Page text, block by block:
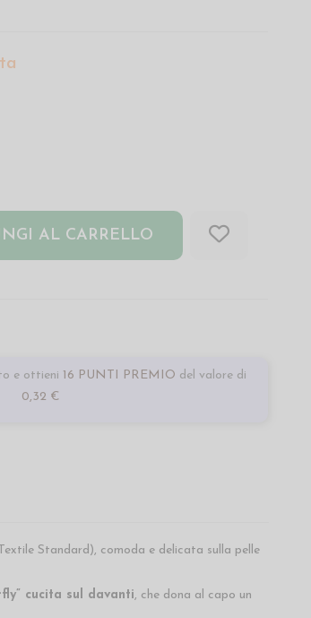
AL CARRELLO
e ottieni 16 PUNTI PREMIO del valore di
0,32 €
Standard), comoda e delicata sulla pelle
cucita sul davanti, che dona al capo un